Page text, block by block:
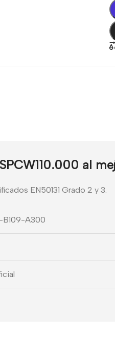
al
EN50131 Grado 2 y 3.
A300